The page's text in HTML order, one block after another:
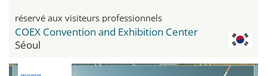
réservé aux visiteurs professionnels
COEX Convention and Exhibition Center
Séoul